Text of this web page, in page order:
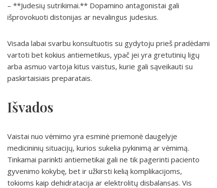
– **Judesių sutrikimai.** Dopamino antagonistai gali
išprovokuoti distonijas ar nevalingus judesius.
Visada labai svarbu konsultuotis su gydytoju prieš pradėdami
vartoti bet kokius antiemetikus, ypač jei yra gretutinių ligų
arba asmuo vartoja kitus vaistus, kurie gali sąveikauti su
paskirtaisiais preparatais.
Išvados
Vaistai nuo vėmimo yra esminė priemonė daugelyje
medicininių situacijų, kurios sukelia pykinimą ar vėmimą.
Tinkamai parinkti antiemetikai gali ne tik pagerinti paciento
gyvenimo kokybę, bet ir užkirsti kelią komplikacijoms,
tokioms kaip dehidratacija ar elektrolitų disbalansas. Vis